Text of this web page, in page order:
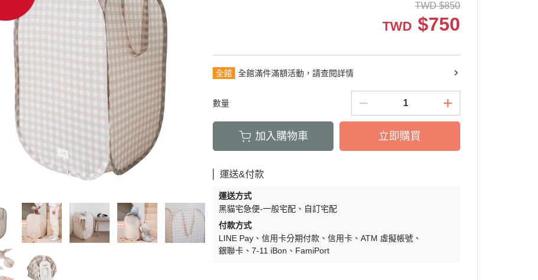
TWD $850
TWD $750
全館 全館滿件滿額活動，請查閱詳情
數量
加入購物車 立即購買
運送&付款
運送方式
黑貓宅急便-一般宅配
自訂宅配
付款方式
LINE Pay
信用卡分期付款 信用卡
ATM 虛擬帳號
銀聯卡
7-11 iBon FamiPort